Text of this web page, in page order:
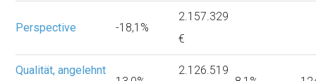
Perspective -18,1%
2.157.329
€
Qualität, angelehnt
2.126.519